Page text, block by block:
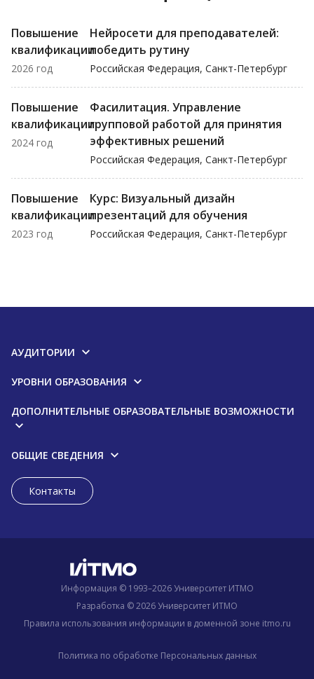
Повышение
квалификации
2026 год
Нейросети для преподавателей:
победить рутину
Российская Федерация, Санкт-Петербург
Повышение
квалификации
2024 год
Фасилитация. Управление
групповой работой для принятия
эффективных решений
Российская Федерация, Санкт-Петербург
Повышение
квалификации
2023 год
Курс: Визуальный дизайн
презентаций для обучения
Российская Федерация, Санкт-Петербург
АУДИТОРИИ
УРОВНИ ОБРАЗОВАНИЯ
ДОПОЛНИТЕЛЬНЫЕ ОБРАЗОВАТЕЛЬНЫЕ ВОЗМОЖНОСТИ
ОБЩИЕ СВЕДЕНИЯ
Контакты
Информация © 1993–2026 Университет ИТМО
Разработка © 2026 Университет ИТМО
Правила использования информации в доменной зоне itmo.ru
Политика по обработке Персональных данных